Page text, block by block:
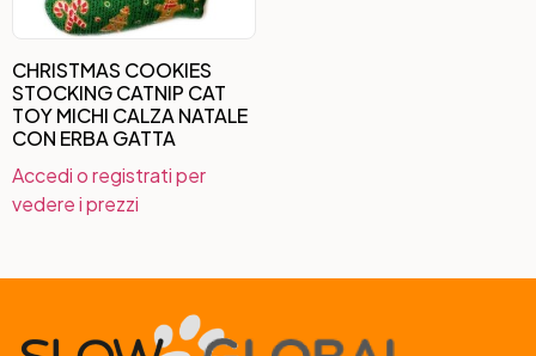
CHRISTMAS COOKIES
STOCKING CATNIP CAT
TOY MICHI CALZA NATALE
CON ERBA GATTA
Accedi o registrati per
vedere i prezzi